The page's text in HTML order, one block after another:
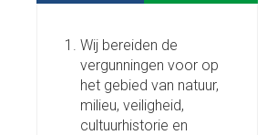
Wij bereiden de
vergunningen voor op
het gebied van natuur,
milieu, veiligheid,
cultuurhistorie en